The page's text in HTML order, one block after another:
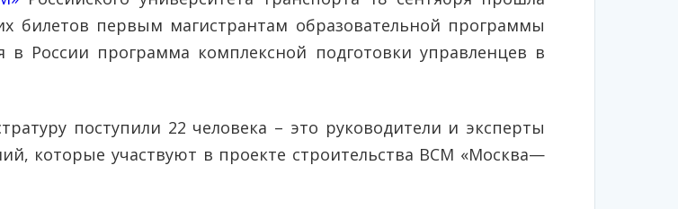
билетов первым магистрантам образовательной программы
России программа комплексной подготовки управленцев в
поступили 22 человека – это руководители и эксперты
которые участвуют в проекте строительства ВСМ «Москва—